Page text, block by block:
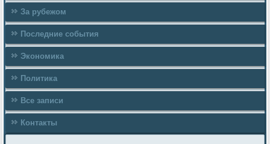
За рубежом
Последние события
Экономика
Политика
Все записи
Контакты